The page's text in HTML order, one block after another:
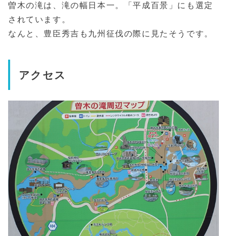
曽木の滝は、滝の幅日本一。「平成百景」にも選定
されています。
なんと、豊臣秀吉も九州征伐の際に見たそうです。
アクセス